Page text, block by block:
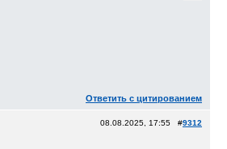
Ответить с цитированием
08.08.2025, 17:55 #9312